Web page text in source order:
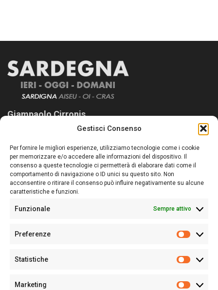
Gestisci Consenso
Per fornire le migliori esperienze, utilizziamo tecnologie come i cookie
per memorizzare e/o accedere alle informazioni del dispositivo. Il
consenso a queste tecnologie ci permetterà di elaborare dati come il
comportamento di navigazione o ID unici su questo sito. Non
acconsentire o ritirare il consenso può influire negativamente su alcune
caratteristiche e funzioni.
Funzionale Sempre attivo
Preferenze
Statistiche
Marketing
Giampaolo Cirronis
Sardegna Ieri-Oggi-Domani nasce per informare “liberamente” i
lettori su quanto accade in Sardegna, con un occhio rivolto al
nostro passato e, soprattutto, al nostro futuro
Follow Us
Sede:Via Cristoforo Colombo 09013 Carbonia
Partita IVA02270380922
128/2020 del 10/02/2020